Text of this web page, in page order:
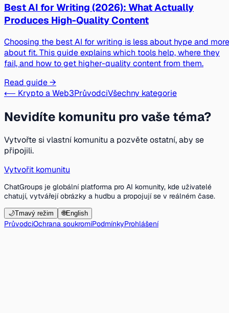
Best AI for Writing (2026): What Actually
Produces High-Quality Content
Choosing the best AI for writing is less about hype and more
about fit. This guide explains which tools help, where they
fail, and how to get higher-quality content from them.
Read guide →
⟵ Krypto a Web3PrůvodciVšechny kategorie
Nevidíte komunitu pro vaše téma?
Vytvořte si vlastní komunitu a pozvěte ostatní, aby se
připojili.
Vytvořit komunitu
ChatGroups je globální platforma pro AI komunity, kde uživatelé
chatují, vytvářejí obrázky a hudbu a propojují se v reálném čase.
🌙Tmavý režim 🌐English
PrůvodciOchrana soukromíPodmínkyProhlášení